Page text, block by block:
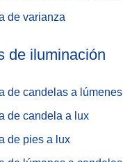
de varianza
de iluminación
de candelas a lúmenes
de candela a lux
de pies a lux